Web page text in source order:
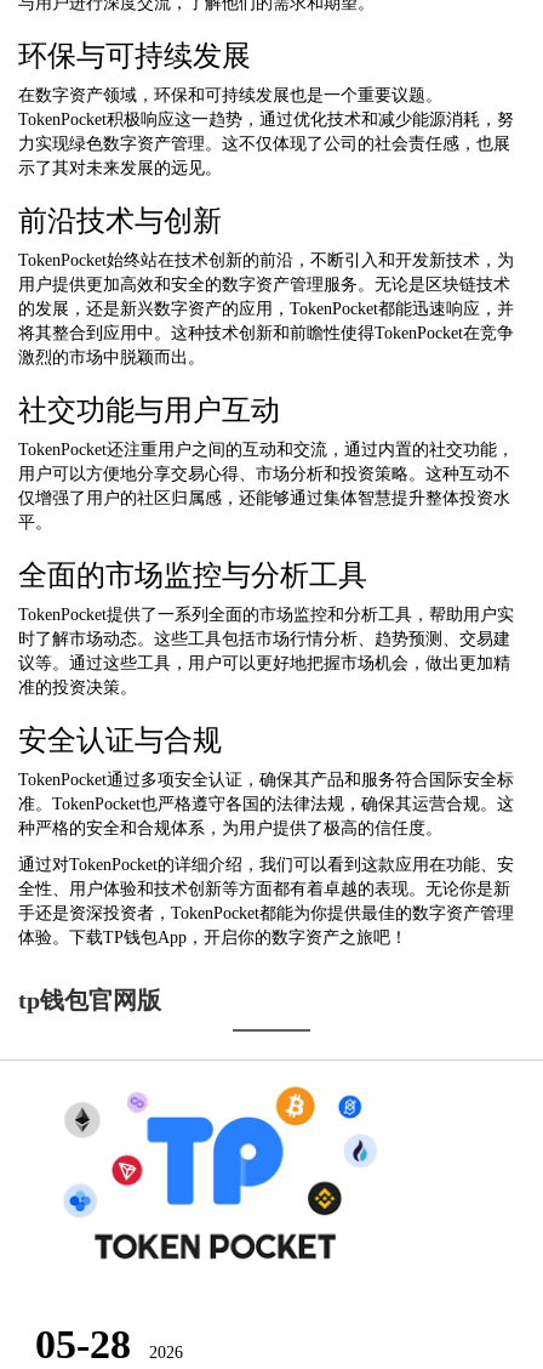
环保与可持续发展
在数字资产领域，环保和可持续发展也是一个重要议题。
TokenPocket积极响应这一趋势，通过优化技术和减少能源消耗，努
力实现绿色数字资产管理。这不仅体现了公司的社会责任感，也展
示了其对未来发展的远见。
前沿技术与创新
TokenPocket始终站在技术创新的前沿，不断引入和开发新技术，为
用户提供更加高效和安全的数字资产管理服务。无论是区块链技术
的发展，还是新兴数字资产的应用，TokenPocket都能迅速响应，并
将其整合到应用中。这种技术创新和前瞻性使得TokenPocket在竞争
激烈的市场中脱颖而出。
社交功能与用户互动
TokenPocket还注重用户之间的互动和交流，通过内置的社交功能，
用户可以方便地分享交易心得、市场分析和投资策略。这种互动不
仅增强了用户的社区归属感，还能够通过集体智慧提升整体投资水
平。
全面的市场监控与分析工具
TokenPocket提供了一系列全面的市场监控和分析工具，帮助用户实
时了解市场动态。这些工具包括市场行情分析、趋势预测、交易建
议等。通过这些工具，用户可以更好地把握市场机会，做出更加精
准的投资决策。
安全认证与合规
TokenPocket通过多项安全认证，确保其产品和服务符合国际安全标
准。TokenPocket也严格遵守各国的法律法规，确保其运营合规。这
种严格的安全和合规体系，为用户提供了极高的信任度。
通过对TokenPocket的详细介绍，我们可以看到这款应用在功能、安
全性、用户体验和技术创新等方面都有着卓越的表现。无论你是新
手还是资深投资者，TokenPocket都能为你提供最佳的数字资产管理
体验。下载TP钱包App，开启你的数字资产之旅吧！
tp钱包官网版
05-28 2026